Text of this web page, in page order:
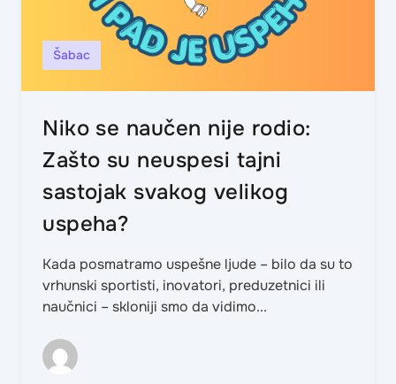
Šabac
Niko se naučen nije rodio:
Zašto su neuspesi tajni
sastojak svakog velikog
uspeha?
Kada posmatramo uspešne ljude – bilo da su to
vrhunski sportisti, inovatori, preduzetnici ili
naučnici – skloniji smo da vidimo...